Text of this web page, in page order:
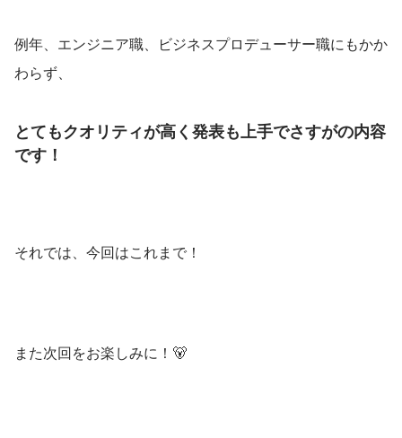
例年、エンジニア職、ビジネスプロデューサー職にもかか
わらず、
とてもクオリティが高く発表も上手でさすがの内容
です！
それでは、今回はこれまで！
また次回をお楽しみに！🐻